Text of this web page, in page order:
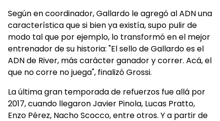
Según en coordinador, Gallardo le agregó al ADN una
característica que si bien ya existía, supo pulir de
modo tal que por ejemplo, lo transformó en el mejor
entrenador de su historia: "El sello de Gallardo es el
ADN de River, más carácter ganador y correr. Acá, el
que no corre no juega", finalizó Grossi.
La última gran temporada de refuerzos fue allá por
2017, cuando llegaron Javier Pinola, Lucas Pratto,
Enzo Pérez, Nacho Scocco, entre otros. Y a partir de